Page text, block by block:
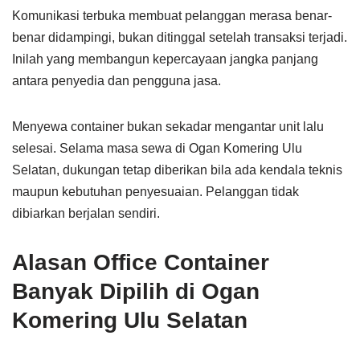
Komunikasi terbuka membuat pelanggan merasa benar-
benar didampingi, bukan ditinggal setelah transaksi terjadi.
Inilah yang membangun kepercayaan jangka panjang
antara penyedia dan pengguna jasa.
Menyewa container bukan sekadar mengantar unit lalu
selesai. Selama masa sewa di Ogan Komering Ulu
Selatan, dukungan tetap diberikan bila ada kendala teknis
maupun kebutuhan penyesuaian. Pelanggan tidak
dibiarkan berjalan sendiri.
Alasan Office Container
Banyak Dipilih di Ogan
Komering Ulu Selatan